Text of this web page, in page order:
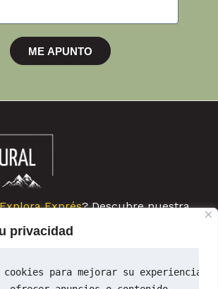
privacidad
cookies para mejorar su experiencia
ME APUNTO
Exprés? Descubre nuestra
escapadas rurales de última hora
Newsletter